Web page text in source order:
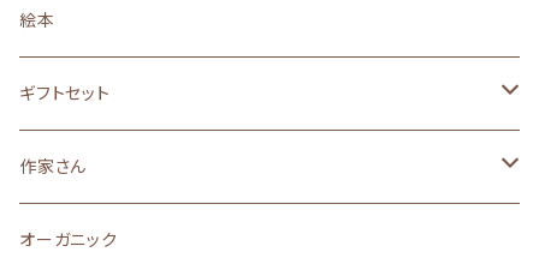
ロングセラー
ロングセラー
made in JAPAN
ベビー小物
オーガニック
made in JAPAN
size90
オーガニック
オーガニック
madeinJAPAN
ロングセラー
made in JAPAN
３年着られるこども服
ロングセラー
made in JAPAN
size130(6～7歳くらいサイズ)
親子おそろい
黒うさ・白うさシリーズ
黒ねこ・白ねこシリーズ
らくがきシリーズ
文房具
その他雑貨
絵本
ギフトセット
サイズ８０(１歳)
ロングセラー
サイズ５０～７０
作家さん
作家さん雑貨
オーガニック